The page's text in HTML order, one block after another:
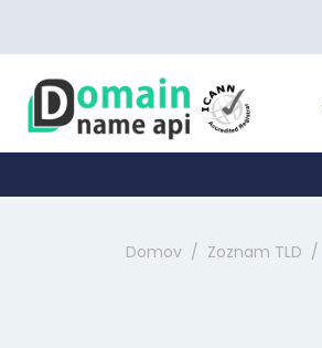
Domov Zoznam TLD